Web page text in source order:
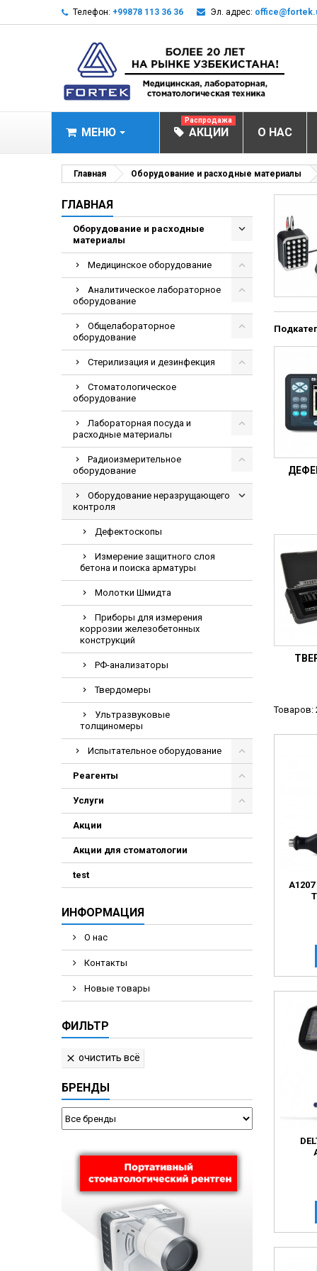
Телефон: +99878 113 36 36 Эл. адрес:
МЕНЮ
МЕДИЦИНСКОЕ
Анализатор
Анализаторы
Анализаторы
Инкубаторы
ИФА-
Коагулометрия
ЛОР-Комбайны
Мониторы
Насосы
ПЦР
Тракционные
УЗИ аппараты
АКЦИИ
Распродажа
О НАС
Главная Оборудование и расходные материалы
ГЛАВНАЯ
Оборудование и расходные
материалы
Медицинское оборудование
Аналитическое лабораторное
оборудование
Общелабораторное
оборудование
Стерилизация и дезинфекция
Стоматологическое
оборудование
Лабораторная посуда и
расходные материалы
Радиоизмерительное
оборудование
Оборудование неразрущающего
контроля
Дефектоскопы
Измерение защитного слоя
бетона и поиска арматуры
Молотки Шмидта
Приборы для измерения
коррозии железобетонных
конструкций
РФ-анализаторы
Твердомеры
Ультразвуковые
толщиномеры
Испытательное оборудование
Реагенты
Услуги
Акции
Акции для стоматологии
test
ИНФОРМАЦИЯ
О нас
Контакты
Новые товары
ФИЛЬТР
 очистить всё
БРЕНДЫ
Товаров: